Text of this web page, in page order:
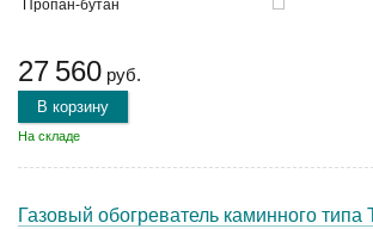
Пропан-бутан
27 560 руб.
В корзину
На складе
Газовый обогреватель каминного типа